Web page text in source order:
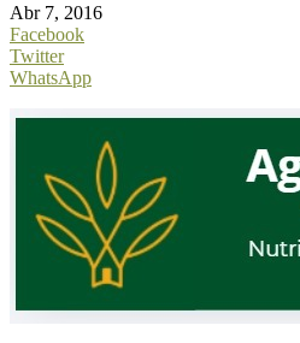
Abr 7, 2016
Facebook
Twitter
WhatsApp